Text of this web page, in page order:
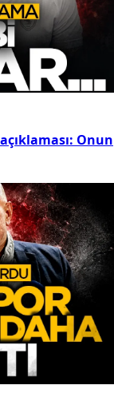
Onun